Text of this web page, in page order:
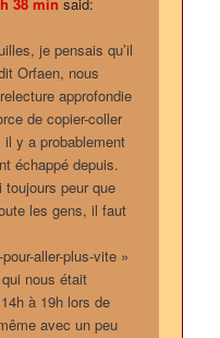
38 min said:
je pensais qu’il
Orfaen, nous
approfondie
de copier-coller
y a probablement
échappé depuis.
toujours peur que
les gens, il faut
aller-plus-vite »
nous était
à 19h lors de
avec un peu